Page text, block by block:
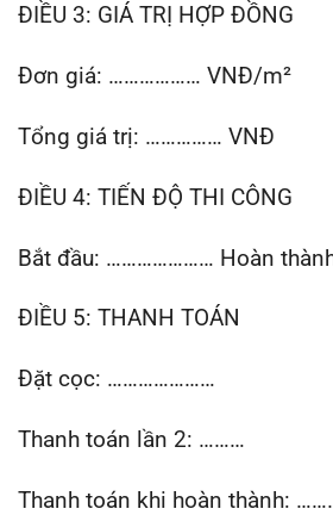
ĐIỀU 3: GIÁ TRỊ HỢP ĐỒNG
Đơn giá: ……………… VNĐ/m²
Tổng giá trị: …………… VNĐ
ĐIỀU 4: TIẾN ĐỘ THI CÔNG
Bắt đầu: ………………… Hoàn
ĐIỀU 5: THANH TOÁN
Đặt cọc: …………………
Thanh toán lần 2: ………
Thanh toán khi hoàn thành: